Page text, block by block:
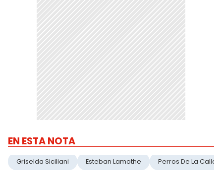
EN ESTA NOTA
Griselda Siciliani Esteban Lamothe Perros De La Calle